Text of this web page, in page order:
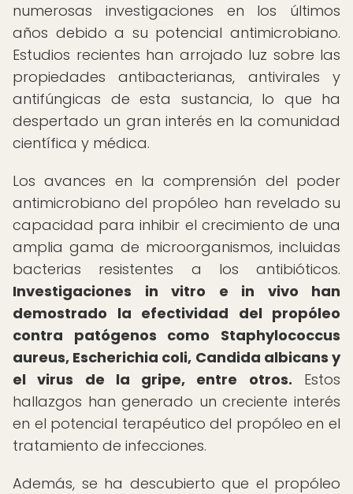
numerosas investigaciones en los últimos
años debido a su potencial antimicrobiano.
Estudios recientes han arrojado luz sobre las
propiedades antibacterianas, antivirales y
antifúngicas de esta sustancia, lo que ha
despertado un gran interés en la comunidad
científica y médica.
Los avances en la comprensión del poder
antimicrobiano del propóleo han revelado su
capacidad para inhibir el crecimiento de una
amplia gama de microorganismos, incluidas
bacterias resistentes a los antibióticos.
Investigaciones in vitro e in vivo han
demostrado la efectividad del propóleo
contra patógenos como Staphylococcus
aureus, Escherichia coli, Candida albicans y
el virus de la gripe, entre otros. Estos
hallazgos han generado un creciente interés
en el potencial terapéutico del propóleo en el
tratamiento de infecciones.
Además, se ha descubierto que el propóleo